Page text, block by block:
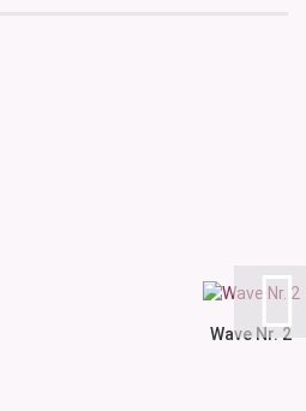
Wave Nr. 2